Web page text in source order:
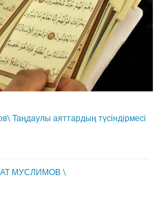
Таңдаулы аяттардың түсіндірмесі
МУСЛИМОВ \